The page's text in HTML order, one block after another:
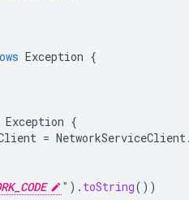
Exception {
Exception {
= NetworkServiceClient.
" ). toString())